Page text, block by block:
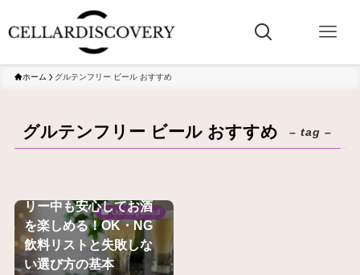
ホーム グルテンフリー ビール おすすめ
グルテンフリー ビール おすすめ – tag –
Uncategorized
リー中も安心してお酒
を楽しめる！OK・NG
飲料リストと失敗しな
い選び方の基本